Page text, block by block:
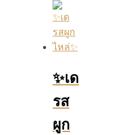
✨เด
รส
ผูก